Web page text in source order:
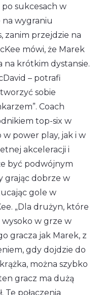
sukcesach w
na wygraniu
zanim przejdzie na
mówi, że Marek
na krótkim dystansie.
– potrafi
sobie
Coach
top-six w
power play, jak i w
akceleracji i
być podwójnym
grając dobrze w
gole w
„Dla drużyn, które
w grze w
gracza jak Marek, z
gdy dojdzie do
można szybko
gracz ma dużą
Te połączenia